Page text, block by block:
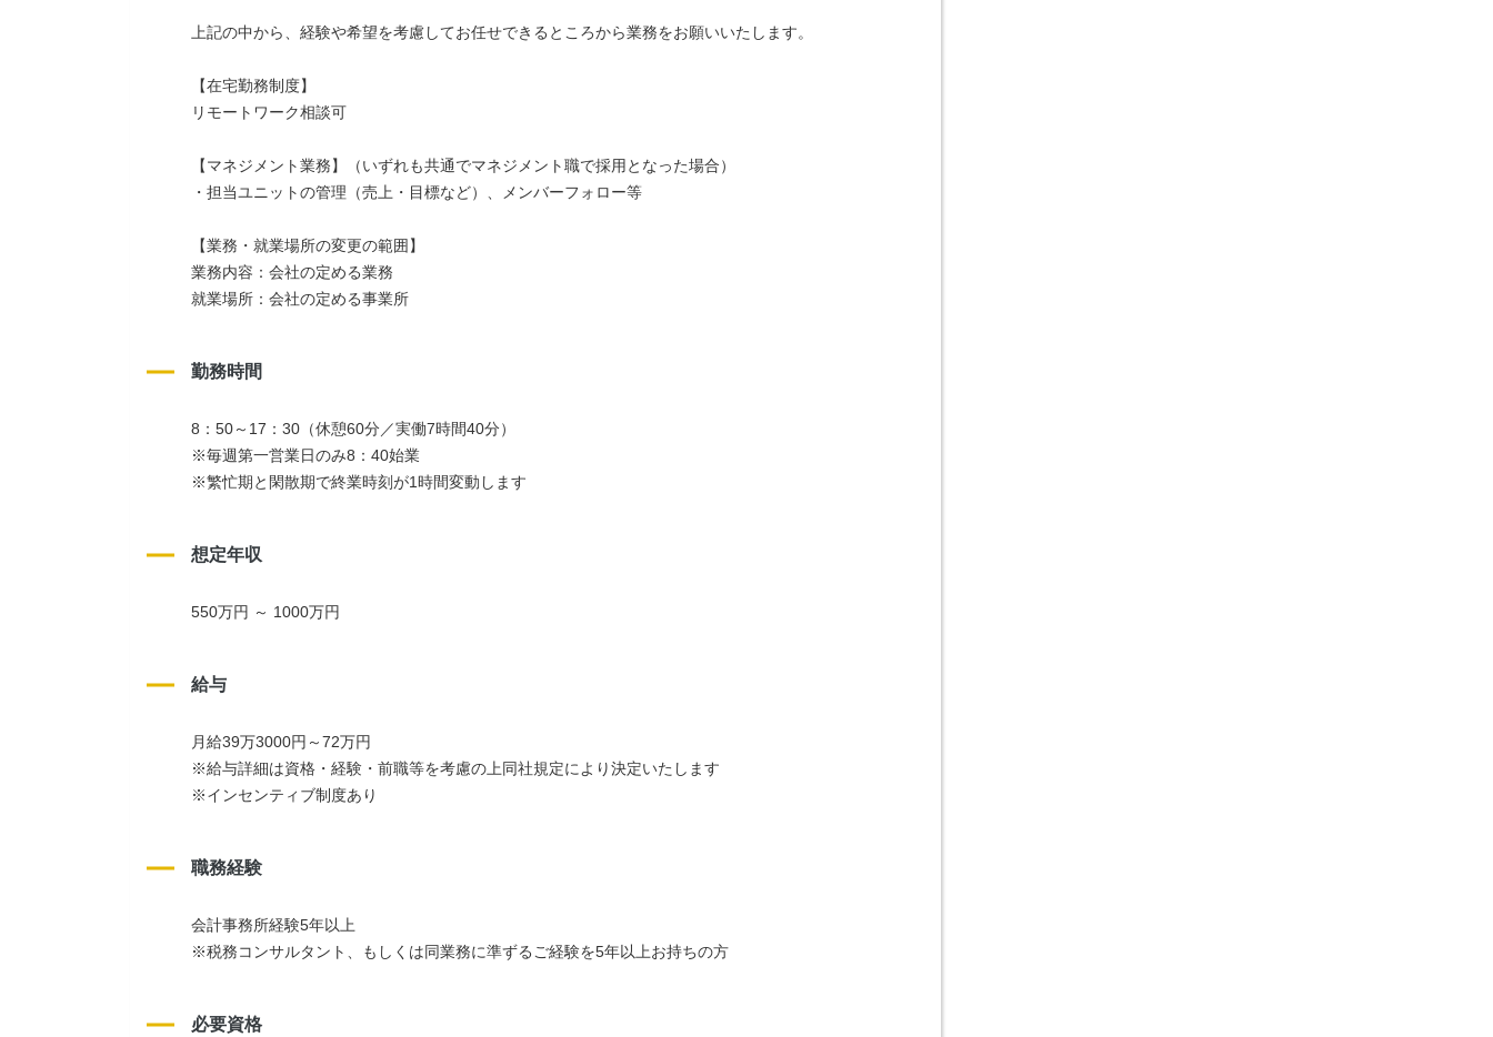
上記の中から、経験や希望を考慮してお任せできるところから業務をお願いいたします。
【在宅勤務制度】
リモートワーク相談可
【マネジメント業務】（いずれも共通でマネジメント職で採用となった場合）
・担当ユニットの管理（売上・目標など）、メンバーフォロー等
【業務・就業場所の変更の範囲】
業務内容：会社の定める業務
就業場所：会社の定める事業所
勤務時間
8：50～17：30（休憩60分／実働7時間40分）
※毎週第一営業日のみ8：40始業
※繁忙期と閑散期で終業時刻が1時間変動します
想定年収
550万円 ～ 1000万円
給与
月給39万3000円～72万円
※給与詳細は資格・経験・前職等を考慮の上同社規定により決定いたします
※インセンティブ制度あり
職務経験
会計事務所経験5年以上
※税務コンサルタント、もしくは同業務に準ずるご経験を5年以上お持ちの方
必要資格